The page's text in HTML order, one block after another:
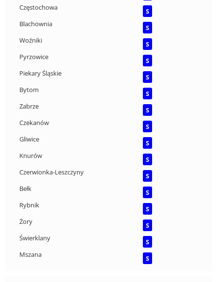
Częstochowa
S
Blachownia
S
Woźniki
S
Pyrzowice
S
Piekary Śląskie
S
Bytom
S
Zabrze
S
Czekanów
S
Gliwice
S
Knurów
S
Czerwionka-Leszczyny
S
Bełk
S
Rybnik
S
Żory
S
Świerklany
S
Mszana
S